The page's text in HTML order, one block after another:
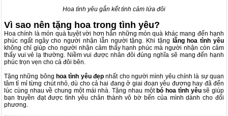
Hoa tình yêu gắn kết tình cảm lứa đôi
Vì sao nên tặng hoa trong tình yêu?
Hoa chính là món quà tuyệt vời hơn hẳn những món quà khác mang đến hạnh
phúc ngất ngây cho người nhận lẫn người tặng. Khi tặng
lẵng hoa tình yêu
không chỉ giúp cho người nhận cảm thấy hạnh phúc mà người nhận còn cảm
thấy vui vẻ lạ thường. Niềm vui được nhân đôi đúng nghĩa sẽ mang đến hạnh
phúc trọn vẹn cho cả đôi bên.
Tặng những bông hoa tình yêu đẹp nhất cho người mình yêu chính là sự quan
tâm tỉ mỉ từng chút nhỏ, dù cho cả hai đang ở giai đoạn yêu đương hay đã đến
lúc cùng nhau về chung một mái nhà. Tặng nhau một bó hoa tình yêusẽ giúp
bạn truyền đạt được tình yêu chân thành vô bờ bến của mình dành cho đối
phương.